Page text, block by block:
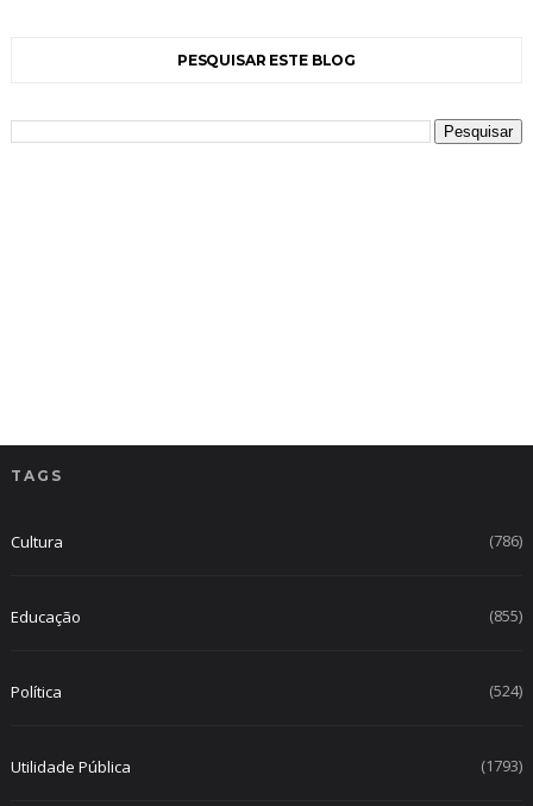
PESQUISAR ESTE BLOG
TAGS
Cultura (786)
Educação (855)
Política (524)
Utilidade Pública (1793)